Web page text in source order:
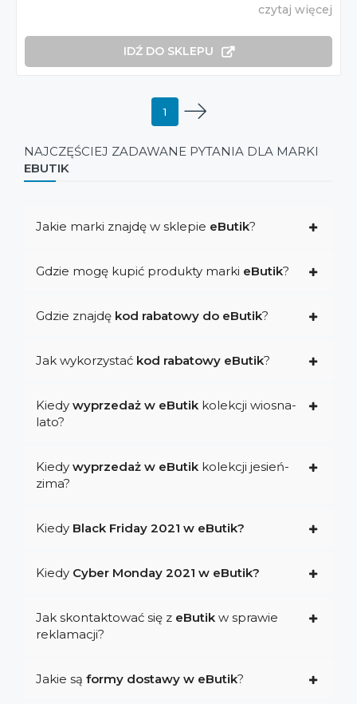
czytaj więcej
IDŹ DO SKLEPU
1
NAJCZĘŚCIEJ ZADAWANE PYTANIA DLA MARKI
EBUTIK
Jakie marki znajdę w sklepie eButik?
Gdzie mogę kupić produkty marki eButik?
Gdzie znajdę kod rabatowy do eButik?
Jak wykorzystać kod rabatowy eButik?
Kiedy wyprzedaż w eButik kolekcji wiosna-
lato?
Kiedy wyprzedaż w eButik kolekcji jesień-
zima?
Kiedy Black Friday 2021 w eButik?
Kiedy Cyber Monday 2021 w eButik?
Jak skontaktować się z eButik w sprawie
reklamacji?
Jakie są formy dostawy w eButik?